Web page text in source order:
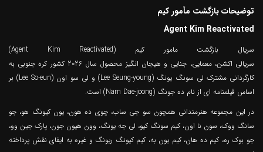
توضیحات بازگشت مأمور کیم
Agent Kim Reactivated
سریال بازگشت مامور کیم (Agent Kim Reactivated)
سریالی اکشن، معمایی، جنایی و هیجان انگیز محصول سال 2026 کشور کره جنوبی به
کارگردانی مشترک لی سونگ یونگ (Lee Seung-young) و لی سو اون (Lee So-eun) بر
اساس فیلمنامه ای از نام ده جونگ (Nam Dae-joong) است.
در این مجموعه هنرمندانی همچون سو جی ساب، چوی ده هون، یون کیونگ هو، جو
سانگ ووک، سون نا اون، کیم سونگ کیو، لی جه یونگ، وون هیون جون، پارک جین وو،
جو بوک ره، کیم ده هان، کیم یون به، کیم کیونگ ریونگ و غیره به ایفای نقش پرداخته